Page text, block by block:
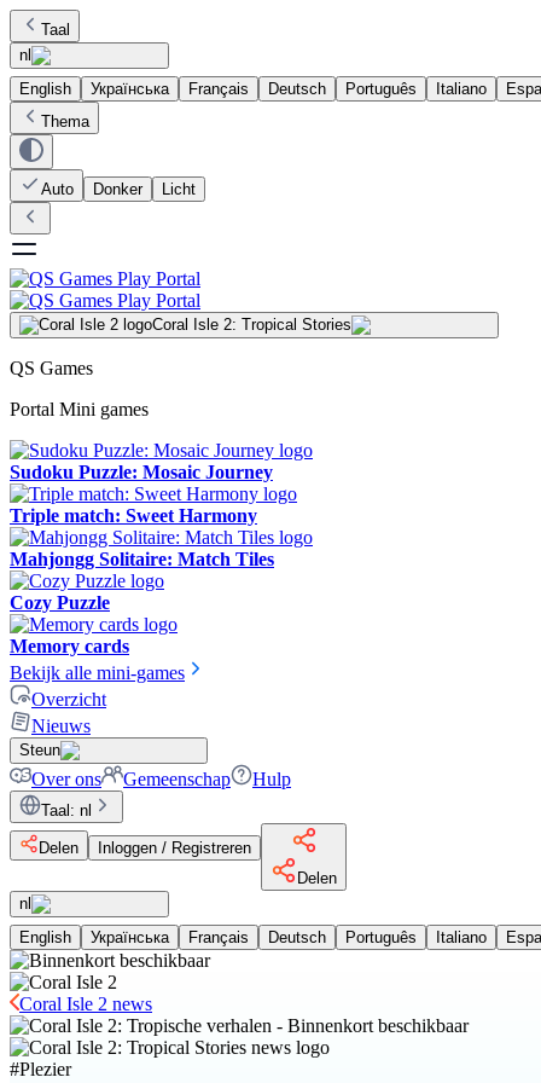
Taal
nl
English
Українська Français Deutsch Português Italiano
Thema
Auto Donker Licht
Coral Isle 2: Tropical Stories
QS Games
Portal Mini games
Sudoku Puzzle: Mosaic Journey
Triple match: Sweet Harmony
Mahjongg Solitaire: Match Tiles
Cozy Puzzle
Memory cards
Bekijk alle mini-games
Overzicht
Nieuws
Steun
Over ons Gemeenschap Hulp
Taal : nl
Delen
Inloggen / Registreren
Delen
nl
English
Українська Français Deutsch Português Italiano
Coral Isle 2 news
#Plezier